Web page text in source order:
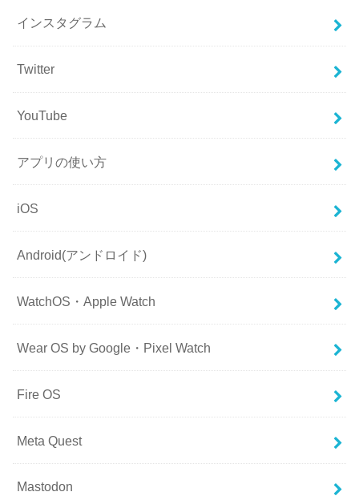
インスタグラム
Twitter
YouTube
アプリの使い方
iOS
Android(アンドロイド)
WatchOS・Apple Watch
Wear OS by Google・Pixel Watch
Fire OS
Meta Quest
Mastodon